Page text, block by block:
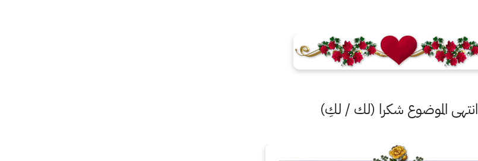
انتهى الموضوع شكرا (لك / لكِ)